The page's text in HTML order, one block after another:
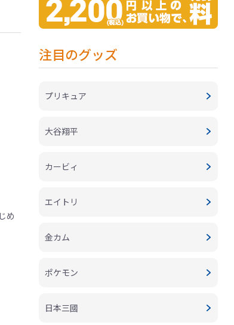
め
注目のグッズ
プリキュア
大谷翔平
カービィ
エイトリ
金カム
ポケモン
日本三國